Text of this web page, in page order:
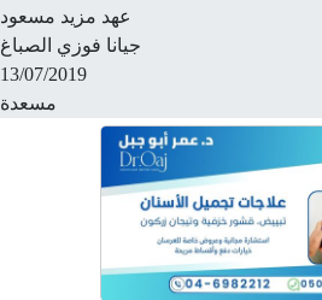
عهد مزيد مسعود
جيانا فوزي الصباغ
13/07/2019
مسعدة